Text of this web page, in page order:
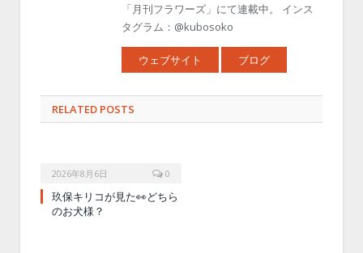
「月刊フラワーズ」にて連載中。 インス
タグラム：@kubosoko
ウェブサイト ブログ
RELATED POSTS
2026年8月6日 0
玖保キリコが見た👀どちら
のお犬様？